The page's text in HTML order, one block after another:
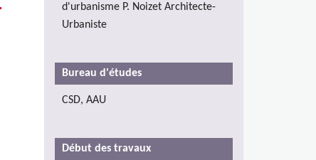
d'urbanisme P. Noizet Architecte-
Urbaniste
Bureau d'études
CSD, AAU
Début des travaux